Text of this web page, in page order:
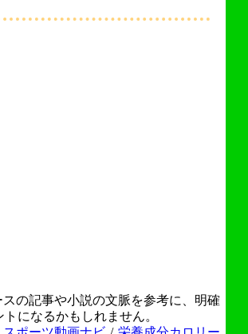
の記事や小説の文脈を参考に、明確
になるかもしれません。